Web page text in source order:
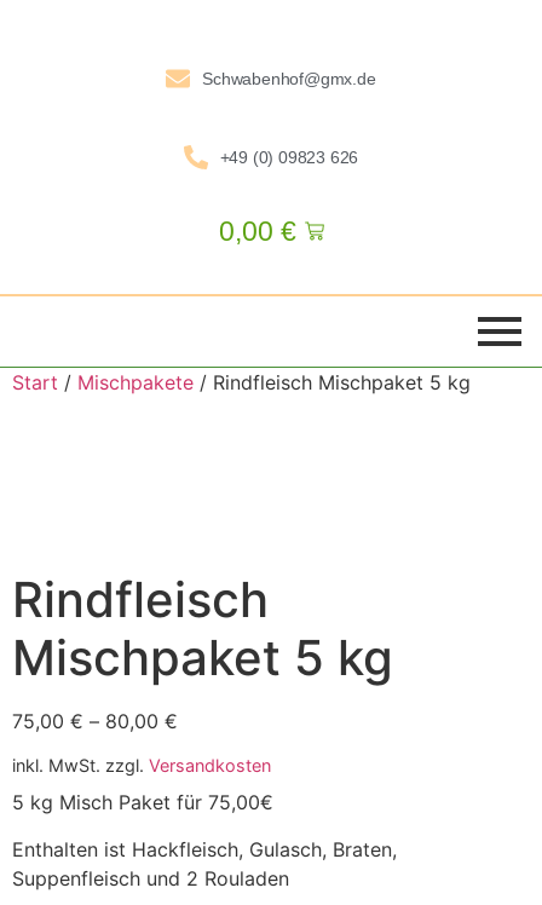
Schwabenhof@gmx.de
+49 (0) 09823 626
0,00 €
Start / Mischpakete / Rindfleisch Mischpaket 5 kg
Rindfleisch
Mischpaket 5 kg
75,00 € – 80,00 €
inkl. MwSt. zzgl. Versandkosten
5 kg Misch Paket für 75,00€
Enthalten ist Hackfleisch, Gulasch, Braten,
Suppenfleisch und 2 Rouladen